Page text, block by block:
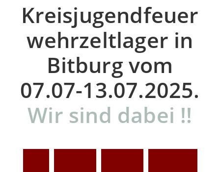
Kreisjugendfeuer
wehrzeltlager in
Bitburg vom
07.07-13.07.2025.
Wir sind dabei !!